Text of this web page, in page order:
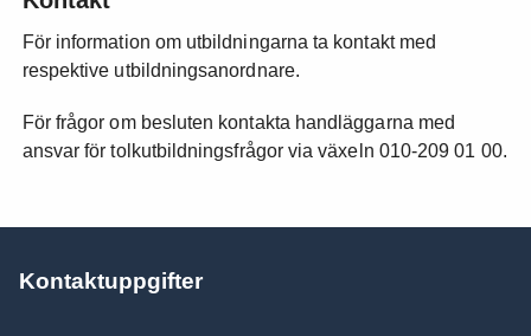
För information om utbildningarna ta kontakt med
respektive utbildningsanordnare.
För frågor om besluten kontakta handläggarna med
ansvar för tolkutbildningsfrågor via växeln 010-209 01 00.
Kontaktuppgifter